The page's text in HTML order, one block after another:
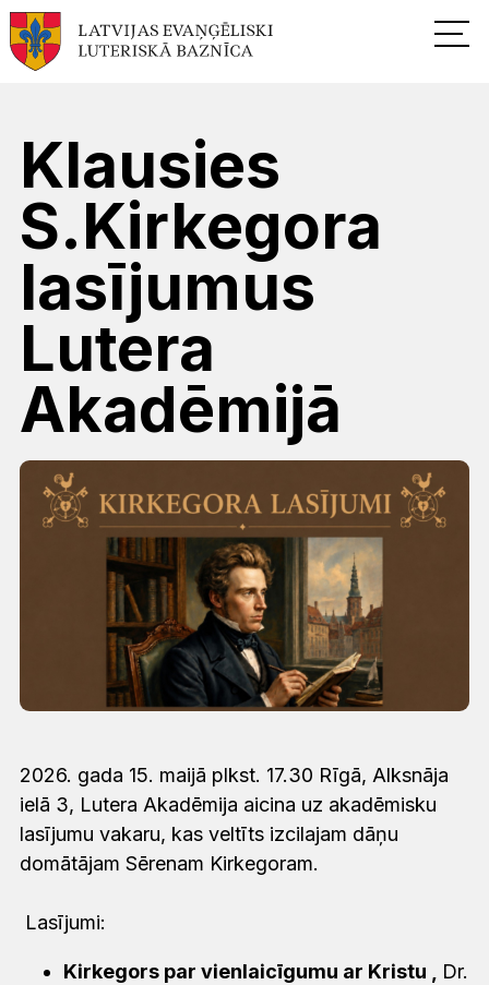
Klausies
S.Kirkegora
lasījumus
Lutera
Akadēmijā
2026. gada 15. maijā plkst. 17.30 Rīgā, Alksnāja
ielā 3, Lutera Akadēmija aicina uz akadēmisku
lasījumu vakaru, kas veltīts izcilajam dāņu
domātājam Sērenam Kirkegoram.
Lasījumi:
Kirkegors par vienlaicīgumu ar Kristu , Dr.